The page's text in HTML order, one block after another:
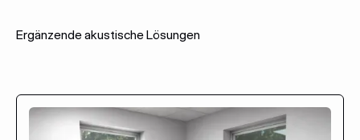
Ergänzende akustische Lösungen